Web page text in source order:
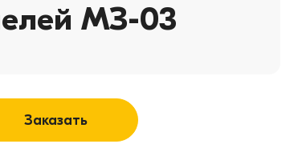
МЗ-03
Заказать